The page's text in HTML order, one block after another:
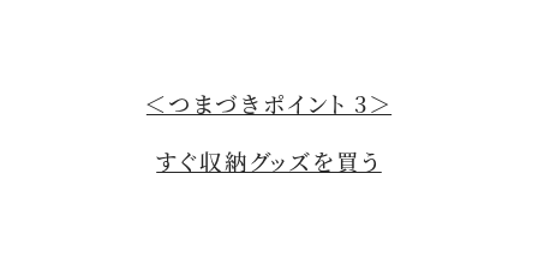
＜つまづきポイント 3＞
すぐ収納グッズを買う